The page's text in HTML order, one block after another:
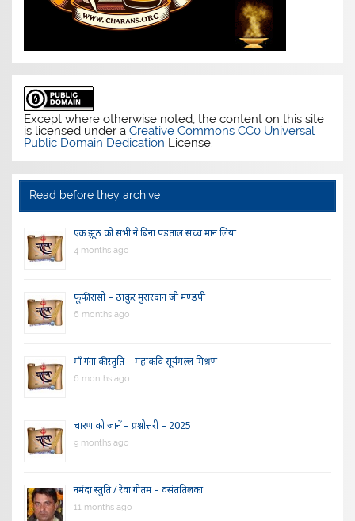
Except where otherwise noted, the content on this site
is licensed under aCreative Commons CC0 Universal
Public Domain Dedication License.
Read before they archive
एक झूठ को सभी ने बिना पड़ताल सच्च मान लिया
4 months ago
फूंफी रासो – ठाकुर मुरारदान जी मण्डपी
6 months ago
माँ गंगा की स्तुति – महाकवि सूर्यमल्ल मिश्रण
6 months ago
चारण को जानें – प्रश्नोत्तरी – 2025
9 months ago
नर्मदा स्तुति / रेवा गीतम – वसंततिलका
11 months ago